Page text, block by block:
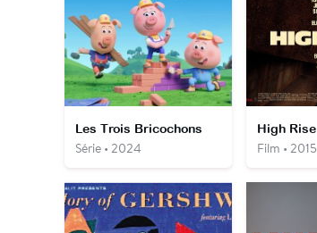
Les Trois Bricochons
Série • 2024
High Rise
Film • 2015